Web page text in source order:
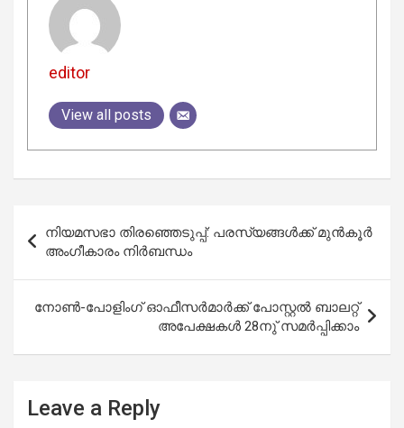
editor
View all posts
navigation
നിയമസഭാ തിരഞ്ഞെടുപ്പ്: പരസ്യങ്ങള്‍ക്ക് മുന്‍കൂര്‍
അംഗീകാരം നിര്‍ബന്ധം
നോൺ-പോളിംഗ് ഓഫീസർമാർക്ക്‌ ​പോസ്റ്റൽ ബാലറ്റ്
അപേക്ഷകൾ 28നു് സമർപ്പിക്കാം
Leave a Reply